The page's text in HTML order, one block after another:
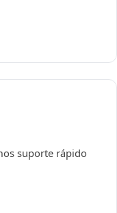
suporte rápido